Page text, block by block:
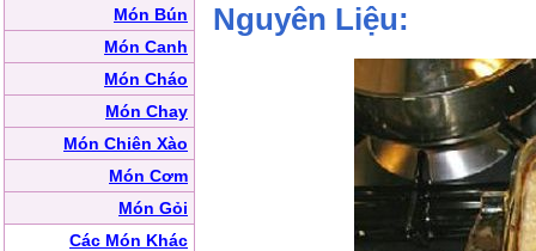
Món Bún
Món Canh
Món Cháo
Món Chay
Món Chiên Xào
Món Cơm
Món Gỏi
Các Món Khác
Nguyên Liệu: